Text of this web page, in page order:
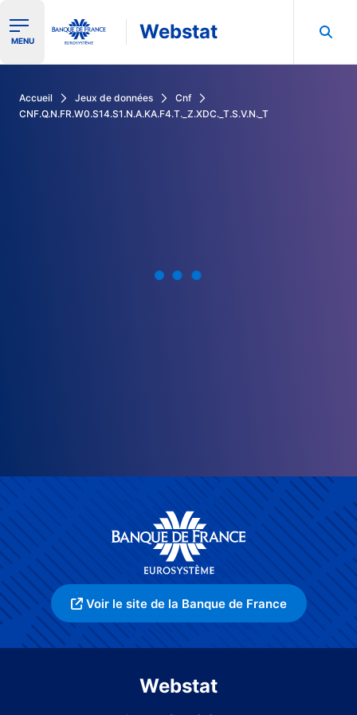
Ouvrir le menu de navigation
MENU Webstat
Accueil Jeux de données
Cnf
CNF.Q.N.FR.W0.S14.S1.N.A.KA.F4.T._Z.XDC._T.S.V.N._T
Voir le site de la Banque de France
Webstat